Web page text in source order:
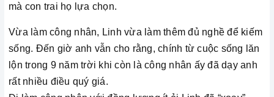
mà con trai họ lựa chọn.
Vừa làm công nhân, Linh vừa làm thêm đủ nghề để kiếm
sống. Đến giờ anh vẫn cho rằng, chính từ cuộc sống lăn
lộn trong 9 năm trời khi còn là công nhân ấy đã dạy anh
rất nhiều điều quý giá.